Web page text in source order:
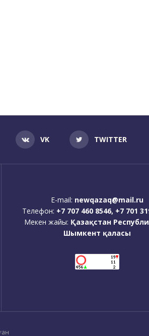
VK TWITTER
E-mail: newqazaq@mail.ru
Телефон: +7 707 460 8546, +7 701
Мекен жайы: Қазақстан
Шымкент қаласы